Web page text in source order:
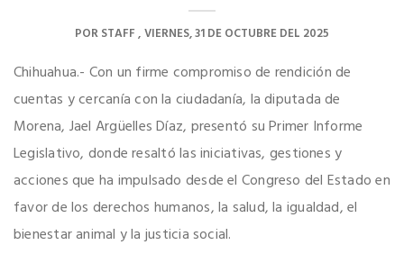
PORSTAFF VIERNES, 31 DE OCTUBRE DEL 2025
Chihuahua.- Con un firme compromiso de rendición de
cuentas y cercanía con la ciudadanía, la diputada de
Morena, Jael Argüelles Díaz, presentó su Primer Informe
Legislativo, donde resaltó las iniciativas, gestiones y
acciones que ha impulsado desde el Congreso del Estado en
favor de los derechos humanos, la salud, la igualdad, el
bienestar animal y la justicia social.